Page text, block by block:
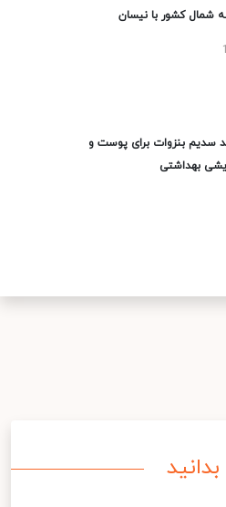
شمال کشور با نیسان
بنزوات برای پوست و
بهداشتی